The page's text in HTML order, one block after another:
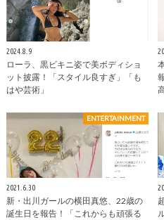
2024.8.9
ローラ、黒ビキニ姿で美ボディショ
ット披露！「スタイル良すぎ」「も
はや芸術」
ENTERTAINMENT
2021.6.30
新・出川ガールの横田真悠、22歳の
誕生日を報告！「これからも頑張る